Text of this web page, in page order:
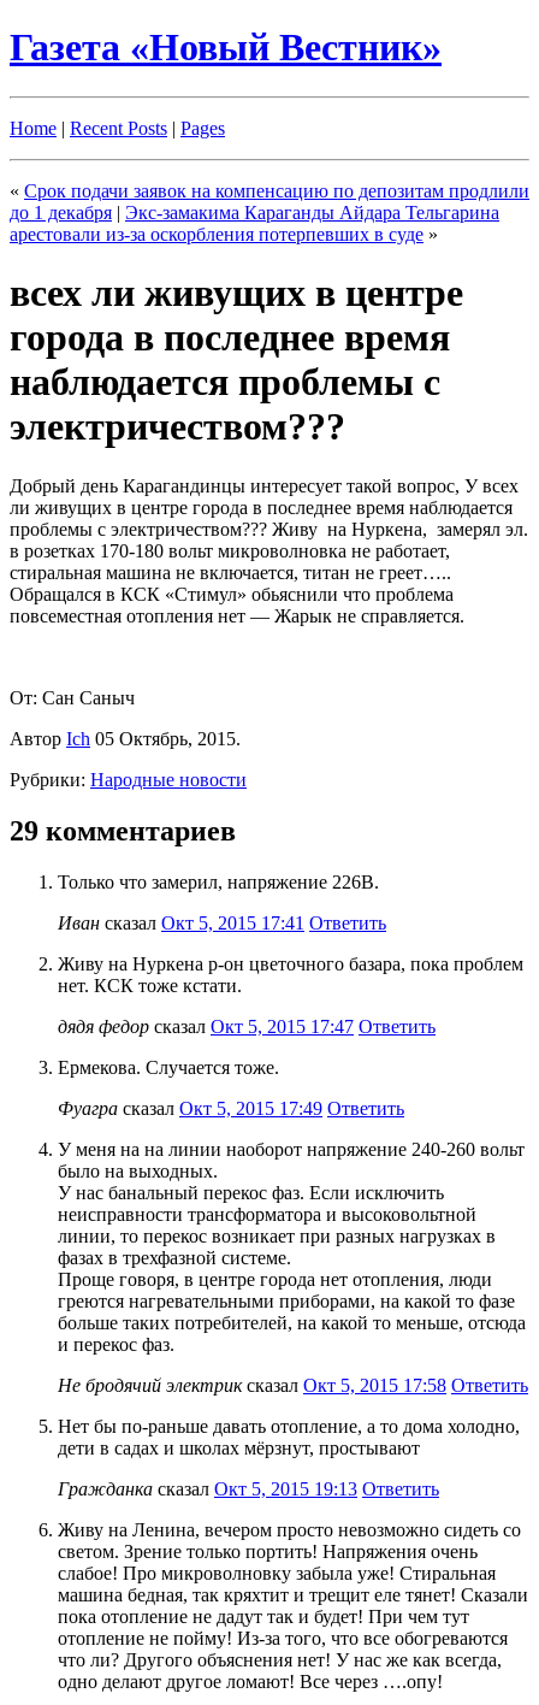
Газета «Новый Вестник»
Home | Recent Posts | Pages
« Срок подачи заявок на компенсацию по депозитам продлили
до 1 декабря | Экс-замакима Караганды Айдара Тельгарина
арестовали из-за оскорбления потерпевших в суде »
всех ли живущих в центре
города в последнее время
наблюдается проблемы с
электричеством???
Добрый день Карагандинцы интересует такой вопрос, У всех
ли живущих в центре города в последнее время наблюдается
проблемы с электричеством??? Живу на Нуркена, замерял эл.
в розетках 170-180 вольт микроволновка не работает,
стиральная машина не включается, титан не греет…..
Обращался в КСК «Стимул» обьяснили что проблема
повсеместная отопления нет — Жарык не справляется.
От: Cан Саныч
Автор Ich 05 Октябрь, 2015.
Рубрики: Народные новости
29 комментариев
Только что замерил, напряжение 226В.
Иван сказал Окт 5, 2015 17:41 Ответить
Живу на Нуркена р-он цветочного базара, пока проблем
нет. КСК тоже кстати.
дядя федор сказал Окт 5, 2015 17:47 Ответить
Ермекова. Случается тоже.
Фуагра сказал Окт 5, 2015 17:49 Ответить
У меня на на линии наоборот напряжение 240-260 вольт
было на выходных.
У нас банальный перекос фаз. Если исключить
неисправности трансформатора и высоковольтной
линии, то перекос возникает при разных нагрузках в
фазах в трехфазной системе.
Проще говоря, в центре города нет отопления, люди
греются нагревательными приборами, на какой то фазе
больше таких потребителей, на какой то меньше, отсюда
и перекос фаз.
Не бродячий электриксказал Окт 5, 2015 17:58 Ответить
Нет бы по-раньше давать отопление, а то дома холодно,
дети в садах и школах мёрзнут, простывают
Гражданка сказал Окт 5, 2015 19:13 Ответить
Живу на Ленина, вечером просто невозможно сидеть со
светом. Зрение только портить! Напряжения очень
слабое! Про микроволновку забыла уже! Стиральная
машина бедная, так кряхтит и трещит еле тянет! Сказали
пока отопление не дадут так и будет! При чем тут
отопление не пойму! Из-за того, что все обогреваются
что ли? Другого объяснения нет! У нас же как всегда,
одно делают другое ломают! Все через ….опу!